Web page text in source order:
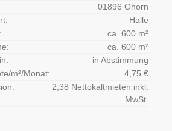
01896 Ohorn
Halle
ca. 600 m²
ca. 600 m²
in Abstimmung
m²/Monat:
4,75 €
2,38 Nettokaltmieten inkl.
MwSt.